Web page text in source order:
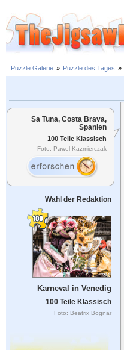
Puzzle Galerie » Puzzle des Tages »
Sa Tuna, Costa Brava,
Spanien
100 Teile Klassisch
Foto: Pawel Kazmierczak
Wahl der Redaktion
Karneval in Venedig
100 Teile Klassisch
Foto: Beatrix Bognar